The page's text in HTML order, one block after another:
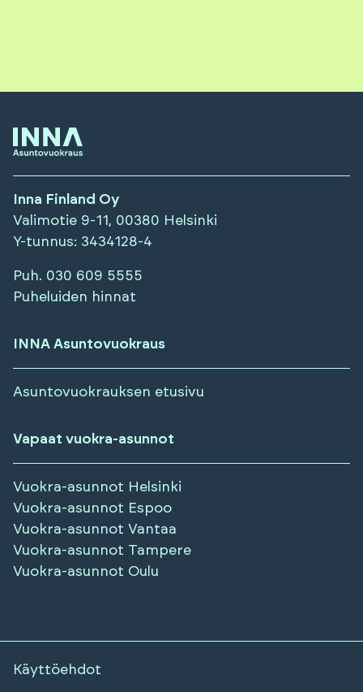
Inna Finland Oy
Valimotie 9-11, 00380 Helsinki
Y-tunnus: 3434128-4
Puh. 030 609 5555
Puheluiden hinnat
INNA Asuntovuokraus
Asuntovuokrauksen etusivu
Vapaat vuokra-asunnot
Vuokra-asunnot Helsinki
Vuokra-asunnot Espoo
Vuokra-asunnot Vantaa
Vuokra-asunnot Tampere
Vuokra-asunnot Oulu
Käyttöehdot